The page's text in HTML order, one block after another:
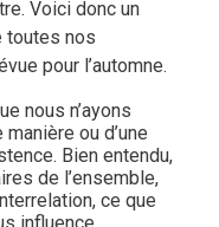
Voici donc un
toutes nos
pour l’automne.
nous n’ayons
manière ou d’une
Bien entendu,
de l’ensemble,
ce que